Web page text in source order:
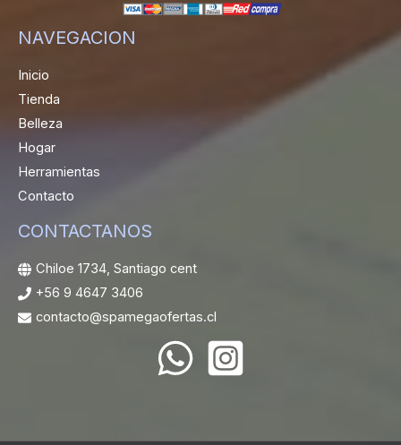
NAVEGACION
Inicio
Tienda
Belleza
Hogar
Herramientas
Contacto
CONTACTANOS
Chiloe 1734, Santiago cent
+56 9 4647 3406
contacto@spamegaofertas.cl